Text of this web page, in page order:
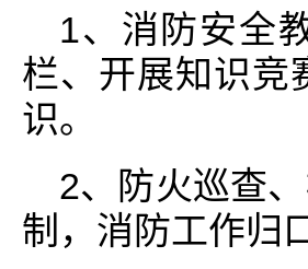
1、消防安全
栏、开展知识竞
识。
2、防火巡查
制，消防工作归